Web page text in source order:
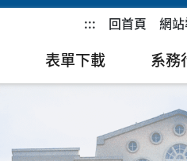
::: 回首頁 網
表單下載 系務